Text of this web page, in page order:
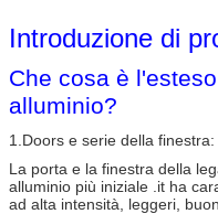
Introduzione di
Che cosa è
alluminio?
1.Doors e serie della finestra:
La porta e la finestra della
alluminio più iniziale .it ha
ad alta intensità, leggeri,